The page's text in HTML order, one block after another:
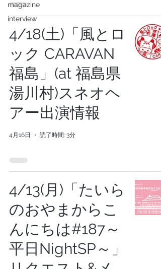
magazine
interview
4/18(土)「風とロ
ック CARAVAN
福島」(at 福島県
湯川村)スネオヘ
アー出演情報
4月16日 読了時間: 3分
4/13(月)「たいら
のおやまからこ
んにちは#187～
平日NightSP～」